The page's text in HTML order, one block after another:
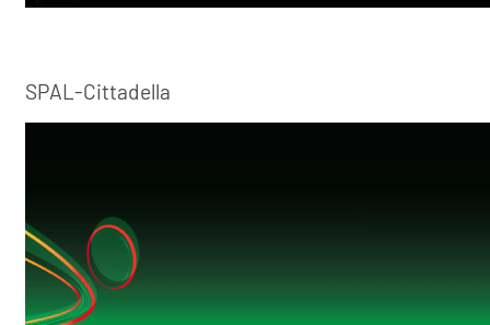
SPAL-Cittadella